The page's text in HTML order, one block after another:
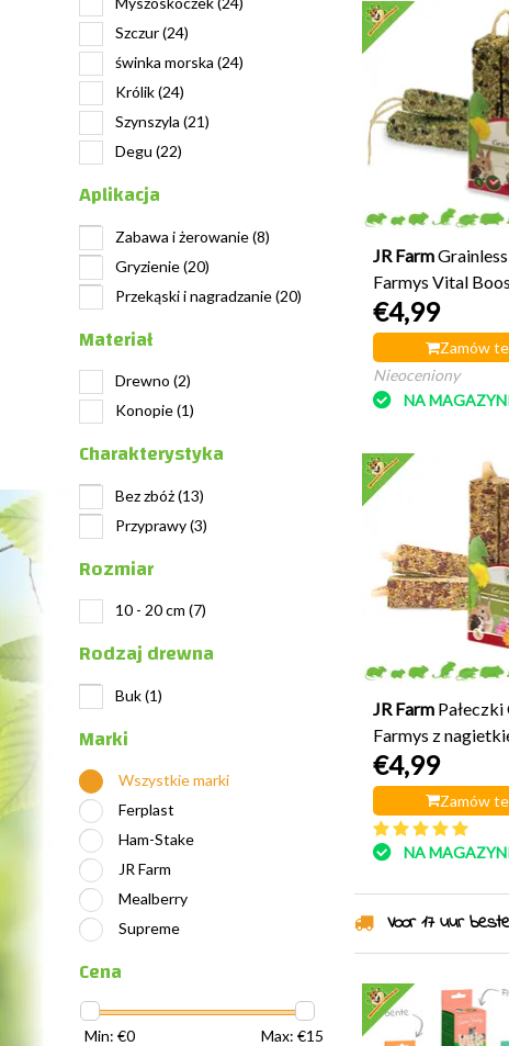
Szczur(24)
świnka morska (24)
Królik(24)
Szynszyla (21)
Degu (22)
Aplikacja
Zabawa i żerowanie(8)
Gryzienie(20)
Przekąski i nagradzanie(20)
Materiał
Drewno (2)
Konopie(1)
Charakterystyka
Bez zbóż(13)
Przyprawy(3)
Rozmiar
10 - 20 cm (7)
Rodzaj drewna
Buk(1)
Marki
Wszystkie marki
Ferplast
Ham-Stake
JR Farm
Mealberry
Supreme
Cena
Min: €0 Max: €15
JR Farm
Farmys Vital
€4,99
Zamów
Nieoceniony
NA
JR Farm Pałeczki
Farmys z
malwą
€4,99
Zamów
NA
Voor 17 uur